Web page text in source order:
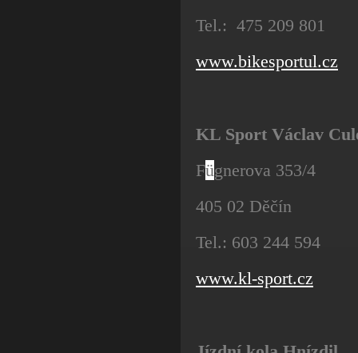
Tel.: 475 209 801
www.bikesportul.cz
KL Sport Václav
Fügnerova 353/4
405 02 Děčín
Tel.: 603 244 594
www.kl-sport.cz